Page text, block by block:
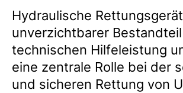
Hydraulische
unverzichtbarer
technischen Hilfeleistung
eine zentrale Rolle bei der
und sicheren Rettung von